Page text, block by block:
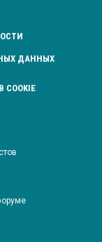
ДАННЫХ